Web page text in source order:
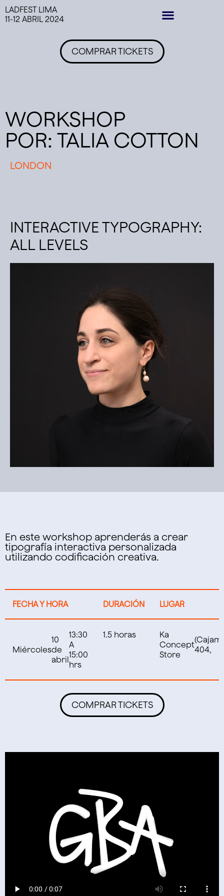
LADFEST LIMA
11-12 ABRIL 2024
COMPRAR TICKETS
WORKSHOP
POR: TALIA COTTON
LONDON
INTERACTIVE TYPOGRAPHY:
ALL LEVELS
En este workshop aprenderás a crear
tipografía interactiva personalizada
utilizando codificación creativa.
FECHA Y HORA DURACIÓN LUGAR
Miércoles
10
de
abril
13:30
A
15:00
hrs
1.5 horas
Ka
Concept
Store
404,
COMPRAR TICKETS